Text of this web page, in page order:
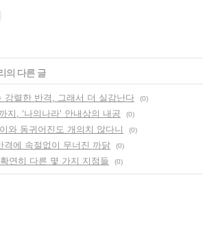
의 다른 글
렬한 반격, 그래서 더 실감난다 (0)
지, '나의나라' 안내상의 내공
(0)
와 동귀어진도 개의치 않다니
(0)
에 속절없이 무너진 까닭
(0)
연히 다른 몇 가지 지점들
(0)